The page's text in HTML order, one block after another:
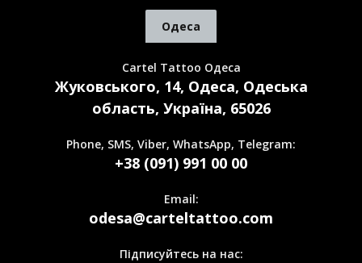
Одеса
Cartel Tattoo Одеса
Жуковського, 14, Одеса, Одеська
область, Україна, 65026
Phone, SMS, Viber, WhatsApp, Telegram:
+38 (091) 991 00 00
Email:
odesa@carteltattoo.com
Підписуйтесь на нас: